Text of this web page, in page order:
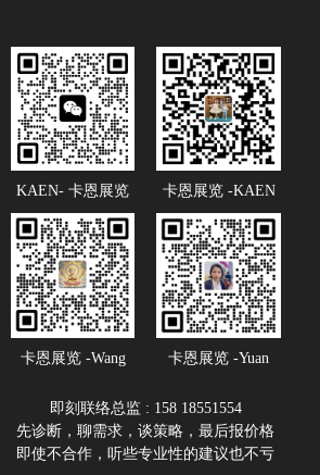
KAEN- 卡恩展览 卡恩展览 -KAEN
卡恩展览 -Wang 卡恩展览 -Yuan
即刻联络总监 : 158 18551554
先诊断，聊需求，谈策略，最后报价格